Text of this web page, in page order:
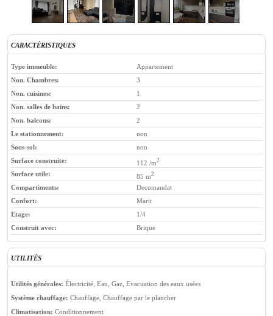
CARACTÉRISTIQUES
Type immeuble:
Appartement
Non. Chambres:
3
Non. cuisines:
1
Non. salles de bains:
2
Non. balcons:
2
Le stationnement:
non
Sous-sol:
non
Surface construite:
112 /m2
Surface utile: 85 m2
Compartiments:
Decomandat
Confort:
Marit
Etage:
1/4
Construit avec:
Brique
UTILITÉS
Utilités générales: Électricité, Eau, Gaz, Evacuation des eaux usées
Système chauffage: Chauffage, Chauffage par le plancher
Climatisation: Conditionnement